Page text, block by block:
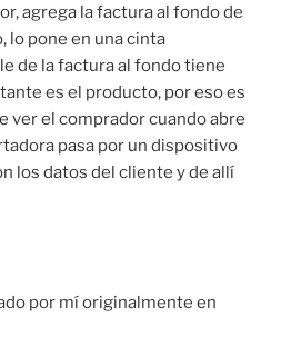
agrega la factura al fondo de
lo pone en una cinta
de la factura al fondo tiene
es el producto, por eso es
ver el comprador cuando abre
pasa por un dispositivo
los datos del cliente y de allí
por mí originalmente en